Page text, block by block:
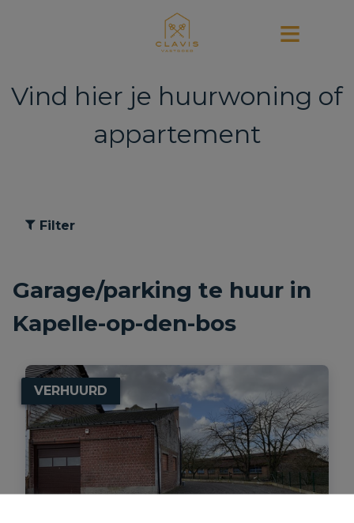
Vind hier je huurwoning of
appartement
Filter
Garage/parking te huur in
Kapelle-op-den-bos
VERHUURD